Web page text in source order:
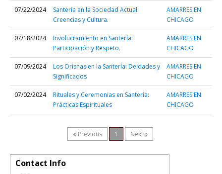
07/22/2024
Santería en la Sociedad Actual:
Creencias y Cultura.
AMARRES EN
CHICAGO
07/18/2024
Involucramiento en Santería:
Participación y Respeto.
AMARRES EN
CHICAGO
07/09/2024
Los Orishas en la Santería: Deidades y
Significados
AMARRES EN
CHICAGO
07/02/2024
Rituales y Ceremonias en Santería:
Prácticas Espirituales
AMARRES EN
CHICAGO
« Previous 1 Next »
Contact Info